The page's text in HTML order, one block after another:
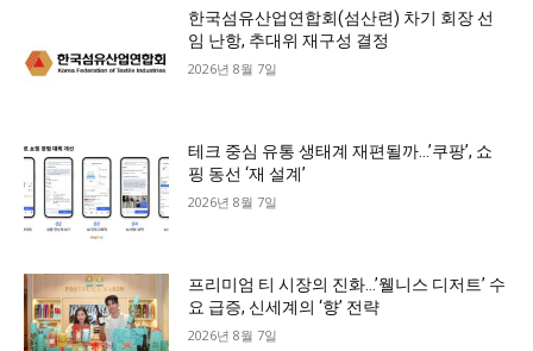
한국섬유산업연합회(섬산련) 차기 회장 선
임 난항, 추대위 재구성 결정
2026년 8월 7일
테크 중심 유통 생태계 재편될까…’쿠팡’, 쇼
핑 동선 ‘재 설계’
2026년 8월 7일
프리미엄 티 시장의 진화…’웰니스 디저트’ 수
요 급증, 신세계의 ‘향’ 전략
2026년 8월 7일